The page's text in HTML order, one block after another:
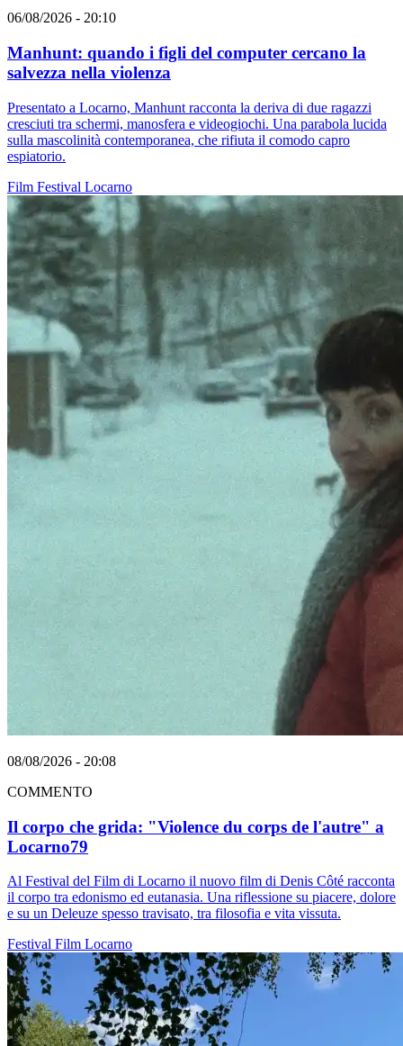
06/08/2026 - 20:10
Manhunt: quando i figli del computer cercano la
salvezza nella violenza
Presentato a Locarno, Manhunt racconta la deriva di due ragazzi
cresciuti tra schermi, manosfera e videogiochi. Una parabola lucida
sulla mascolinità contemporanea, che rifiuta il comodo capro
espiatorio.
Film Festival Locarno
08/08/2026 - 20:08
COMMENTO
Il corpo che grida: "Violence du corps de l'autre" a
Locarno79
Al Festival del Film di Locarno il nuovo film di Denis Côté racconta
il corpo tra edonismo ed eutanasia. Una riflessione su piacere, dolore
e su un Deleuze spesso travisato, tra filosofia e vita vissuta.
Festival Film Locarno